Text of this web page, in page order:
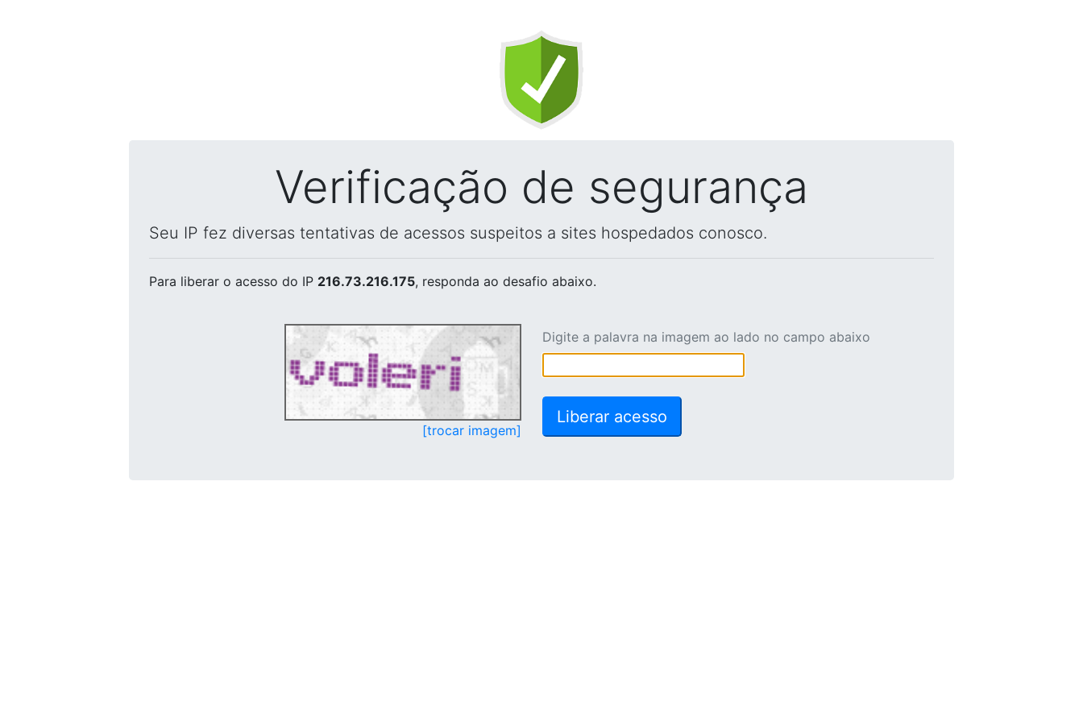
Verificação de segurança
Seu IP fez diversas tentativas de acessos suspeitos a sites hospedados conosco.
Para liberar o acesso do IP 216.73.216.175, responda ao desafio abaixo.
[trocar imagem]
Digite a palavra na imagem ao lado no campo abaixo